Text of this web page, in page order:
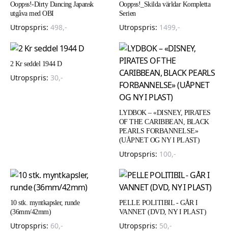
Ooppss!-Dirty Dancing Japansk
utgåva med OBI
Utropspris: 498,-
Ooppss!_Skilda världar Kompletta
Serien
Utropspris: 1499,-
2 Kr seddel 1944 D
Utropspris: 30,-
LYDBOK – «DISNEY, PIRATES
OF THE CARIBBEAN, BLACK
PEARLS FORBANNELSE»
(UÅPNET OG NY I PLAST)
Utropspris: 100,-
10 stk. myntkapsler, runde
(36mm/42mm)
Utropspris: 60,-
PELLE POLITIBIL - GÅR I
VANNET (DVD, NY I PLAST)
Utropspris: 50,-